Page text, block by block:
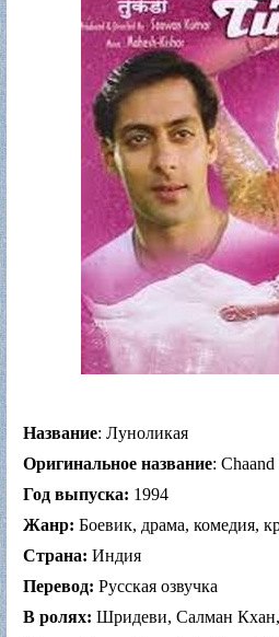
Название: Луноликая
Оригинальное название:
Год выпуска: 1994
Жанр: Боевик, драма, комедия,
Страна: Индия
Перевод: Русская озвучка
В ролях: Шридеви, Салман